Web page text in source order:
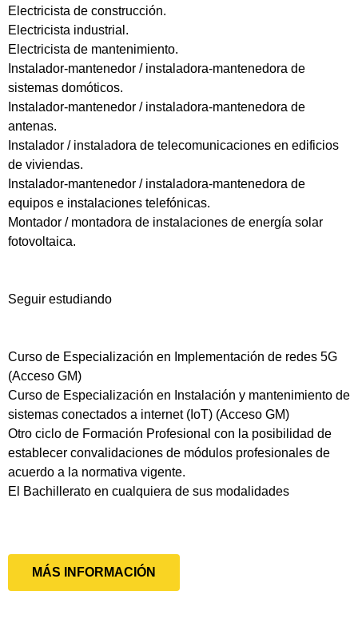
Electricista de construcción.
Electricista industrial.
Electricista de mantenimiento.
Instalador-mantenedor / instaladora-mantenedora de
sistemas domóticos.
Instalador-mantenedor / instaladora-mantenedora de
antenas.
Instalador / instaladora de telecomunicaciones en edificios
de viviendas.
Instalador-mantenedor / instaladora-mantenedora de
equipos e instalaciones telefónicas.
Montador / montadora de instalaciones de energía solar
fotovoltaica.
Seguir estudiando
Curso de Especialización en Implementación de redes 5G
(Acceso GM)
Curso de Especialización en Instalación y mantenimiento de
sistemas conectados a internet (IoT) (Acceso GM)
Otro ciclo de Formación Profesional con la posibilidad de
establecer convalidaciones de módulos profesionales de
acuerdo a la normativa vigente.
El Bachillerato en cualquiera de sus modalidades
MÁS INFORMACIÓN